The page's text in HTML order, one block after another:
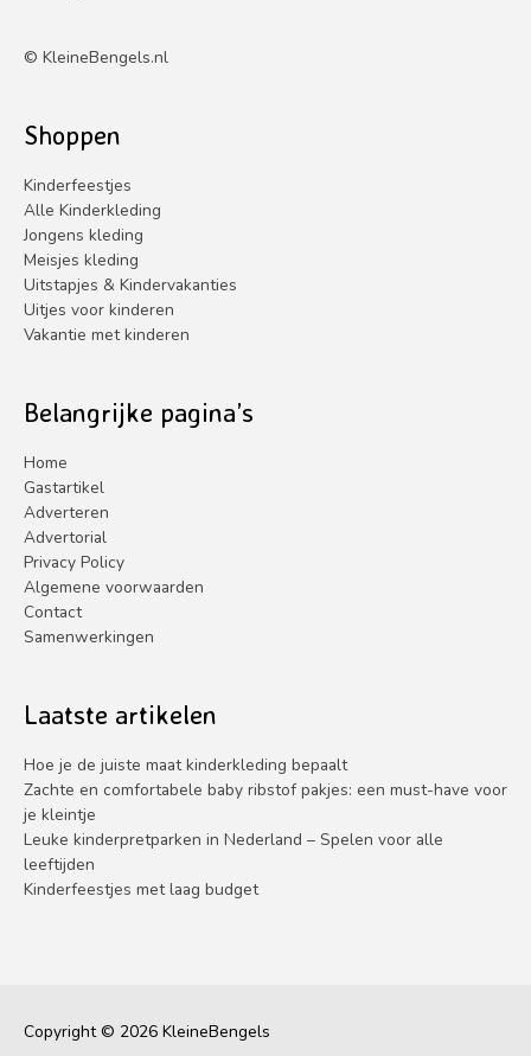
© KleineBengels.nl
Shoppen
Kinderfeestjes
Alle Kinderkleding
Jongens kleding
Meisjes kleding
Uitstapjes & Kindervakanties
Uitjes voor kinderen
Vakantie met kinderen
Belangrijke pagina’s
Home
Gastartikel
Adverteren
Advertorial
Privacy Policy
Algemene voorwaarden
Contact
Samenwerkingen
Laatste artikelen
Hoe je de juiste maat kinderkleding bepaalt
Zachte en comfortabele baby ribstof pakjes: een must-have voor
je kleintje
Leuke kinderpretparken in Nederland – Spelen voor alle
leeftijden
Kinderfeestjes met laag budget
Copyright © 2026 KleineBengels